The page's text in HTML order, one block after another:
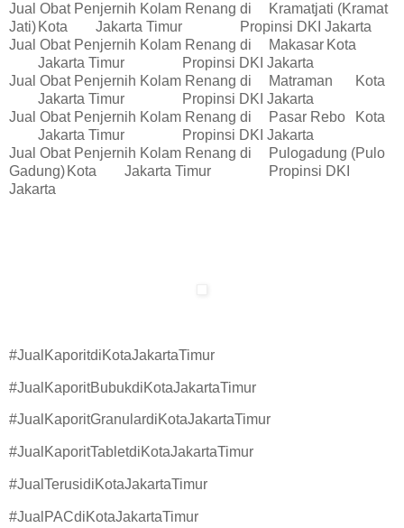
Jual Obat Penjernih Kolam Renang di
Kramatjati (Kramat
Jati) Kota Jakarta Timur
Propinsi DKI Jakarta
Jual Obat Penjernih Kolam Renang di
Makasar Kota
Jakarta Timur
Propinsi DKI Jakarta
Jual Obat Penjernih Kolam Renang di
Matraman
Kota
Jakarta Timur
Propinsi DKI Jakarta
Jual Obat Penjernih Kolam Renang di
Pasar Rebo
Kota
Jakarta Timur
Propinsi DKI Jakarta
Jual Obat Penjernih Kolam Renang di
Pulogadung (Pulo
Gadung) Kota Jakarta Timur
Propinsi DKI
Jakarta
#JualKaporitdiKotaJakartaTimur
#JualKaporitBubukdiKotaJakartaTimur
#JualKaporitGranulardiKotaJakartaTimur
#JualKaporitTabletdiKotaJakartaTimur
#JualTerusidiKotaJakartaTimur
#JualPACdiKotaJakartaTimur